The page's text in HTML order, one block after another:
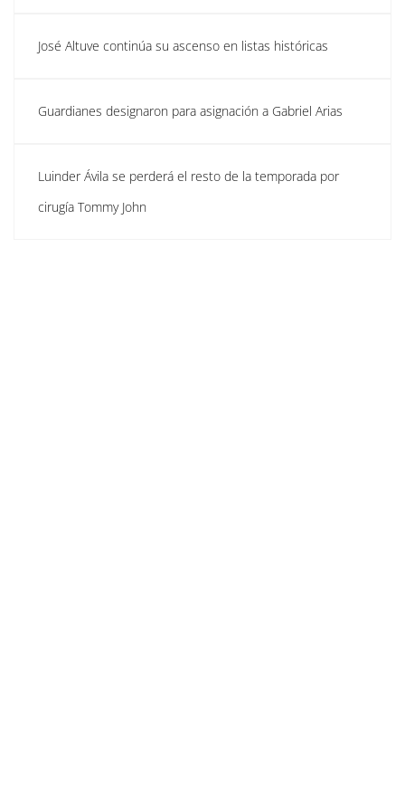
José Altuve continúa su ascenso en listas históricas
Guardianes designaron para asignación a Gabriel Arias
Luinder Ávila se perderá el resto de la temporada por
cirugía Tommy John